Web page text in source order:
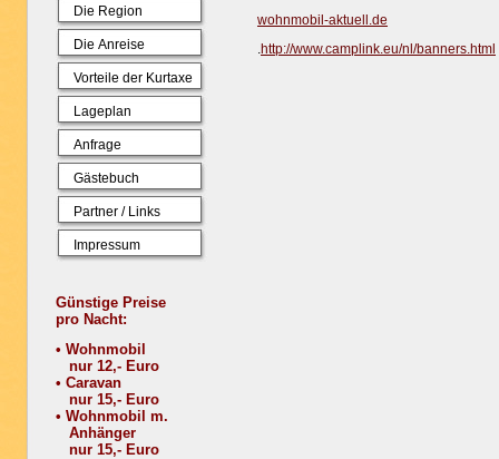
Die Region
Die Anreise
Vorteile der Kurtaxe
Lageplan
Anfrage
Gästebuch
Partner / Links
Impressum
Günstige Preise
pro Nacht:
• Wohnmobil
nur 12,- Euro
• Caravan
nur 15,- Euro
• Wohnmobil m.
Anhänger
nur 15,- Euro
wohnmobil-aktuell.de
.http://www.camplink.eu/nl/banners.html